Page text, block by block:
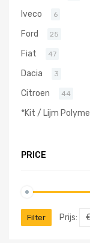
Iveco 6
Ford 25
Fiat 47
Dacia 3
Citroen 44
*Kit / Lijm
PRICE
Filter Prijs: